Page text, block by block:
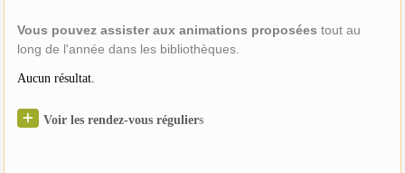
Vous pouvez assister aux animations proposées tout au
long de l'année dans les bibliothèques.
Aucun résultat.
Voir les rendez-vous réguliers